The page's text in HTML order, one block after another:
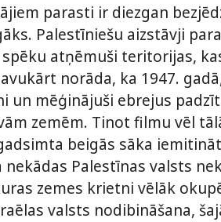
parasti ir diezgan
Palestīniešu aizstāvji
atņēmuši teritorijas,
norāda, ka 1947.
un mēģinājuši ebrejus
zemēm. Tinot filmu vēl
beigās sāka
Palestīnas valsts
zemes krietni vēlāk
valsts nodibināšana,